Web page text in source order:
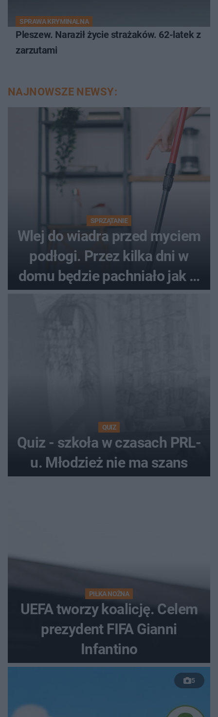
SPRAWA KRYMINALNA
Pleszew. Naraził życie strażaków. 62-latek z
zarzutami
NAJNOWSZE NEWSY:
SPRZĄTANIE
Wlej do wiadra przed myciem
podłogi. Przez kilka dni w
domu będzie pachniało jak w
hotelu
QUIZ
Quiz - szkoła w czasach PRL-
u. Młodzież nie ma szans
PIŁKA NOŻNA
UEFA tworzy koalicję. Celem
prezydent FIFA Gianni
Infantino
5